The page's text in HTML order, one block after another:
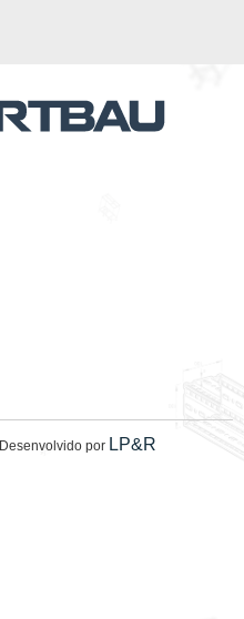
Desenvolvido por LP&R